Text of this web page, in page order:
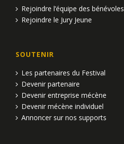
Rejoindre l’équipe des bénévoles
Rejoindre le Jury Jeune
SOUTENIR
Les partenaires du Festival
Devenir partenaire
Devenir entreprise mécène
Devenir mécène individuel
Annoncer sur nos supports